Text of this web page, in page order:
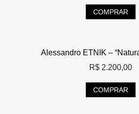
COMPRAR
Alessandro ETNIK –
R$2.200,00
COMPRAR